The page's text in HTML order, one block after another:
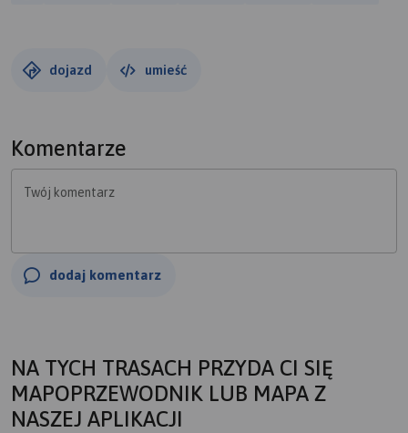
dojazd umieść
Komentarze
Twój komentarz
dodaj komentarz
NA TYCH TRASACH PRZYDA CI SIĘ
MAPOPRZEWODNIK LUB MAPA Z
NASZEJ APLIKACJI